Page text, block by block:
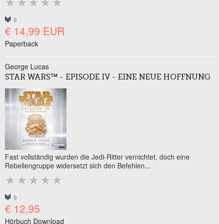
0
€ 14,99 EUR
Paperback
George Lucas
STAR WARS™ - EPISODE IV - EINE NEUE HOFFNUNG
Fast vollständig wurden die Jedi-Ritter vernichtet, doch eine
Rebellengruppe widersetzt sich den Befehlen...
0
€ 12,95
Hörbuch Download